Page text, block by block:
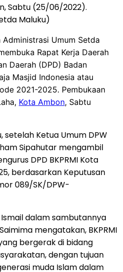
Sabtu (25/06/2022).
Maluku)
Administrasi Umum Setda
Rapat Kerja Daerah
Daerah (DPD) Badan
Masjid Indonesia atau
2021-2025. Pembukaan
Kota Ambon, Sabtu
setelah Ketua Umum DPW
Sipahutar mengambil
DPD BKPRMI Kota
berdasarkan Keputusan
089/SK/DPW-
dalam sambutannya
mengatakan, BKPRMI
bergerak di bidang
dengan tujuan
muda Islam dalam